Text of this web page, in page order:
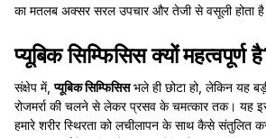
का मतलब अक्सर सरल उपचार और तेजी से वसूली होता
प्यूबिक सिम्फिसिस क्यों महत्वपूर्ण
संक्षेप में,प्यूबिक सिम्फिसिसभले ही छोटा हो, लेकिन यह
रोजमर्रा की चलने से लेकर प्रसव के चमत्कार तक। यह
हमारे शरीर स्थिरता को लचीलापन के साथ कैसे